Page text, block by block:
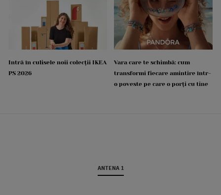
Intră în culisele noii colecții IKEA
PS 2026
Vara care te schimbă: cum
transformi fiecare amintire într-
o poveste pe care o porți cu tine
ANTENA 1